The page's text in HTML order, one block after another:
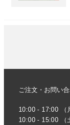
ご注文・お問い
10:00 - 17:00 （
10:00 - 15:00 （